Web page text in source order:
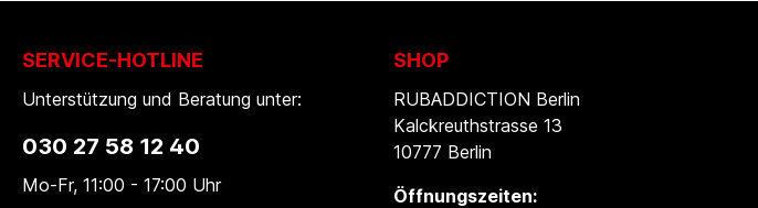
SHOP
RUBADDICTION Berlin
Kalckreuthstrasse 13
10777 Berlin
Öffnungszeiten:
SERVICE-HOTLINE
Unterstützung und Beratung unter:
030 27 58 12 40
Mo-Fr, 11:00 - 17:00 Uhr